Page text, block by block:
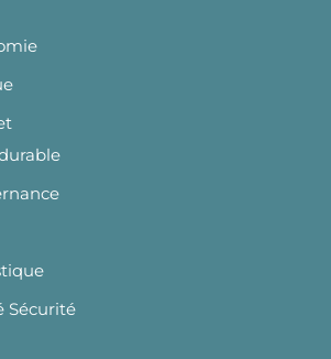
Sécurité